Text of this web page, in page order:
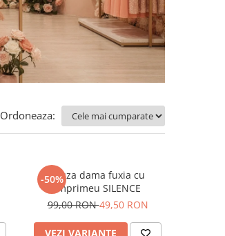
Ordoneaza:
-50%Bluza dama fuxia cu
imprimeu SILENCE
99,00 RON49,50 RON
VEZI VARIANTE